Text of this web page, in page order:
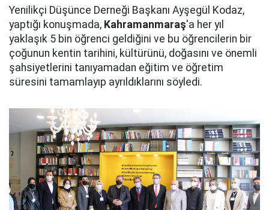
Yenilikçi Düşünce Derneği Başkanı Ayşegül Kodaz,
yaptığı konuşmada, Kahramanmaraş'a her yıl
yaklaşık 5 bin öğrenci geldiğini ve bu öğrencilerin bir
çoğunun kentin tarihini, kültürünü, doğasını ve önemli
şahsiyetlerini tanıyamadan eğitim ve öğretim
süresini tamamlayıp ayrıldıklarını söyledi.